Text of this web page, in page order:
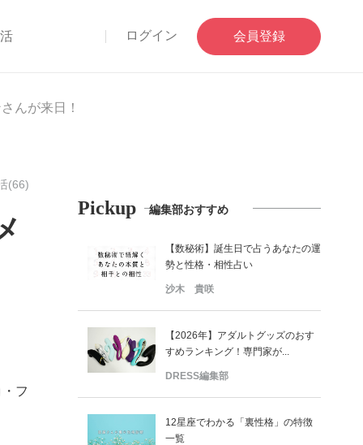
ログイン 会員登録
んが来日！
(66)
フ
Pickup 編集部おすすめ
【数秘術】誕生日で占うあなたの運
勢と性格・相性占い
沙木 貴咲
【2026年】アダルトグッズのおす
すめランキング！専門家が...
DRESS編集部
12星座でわかる「裏性格」の特徴
一覧